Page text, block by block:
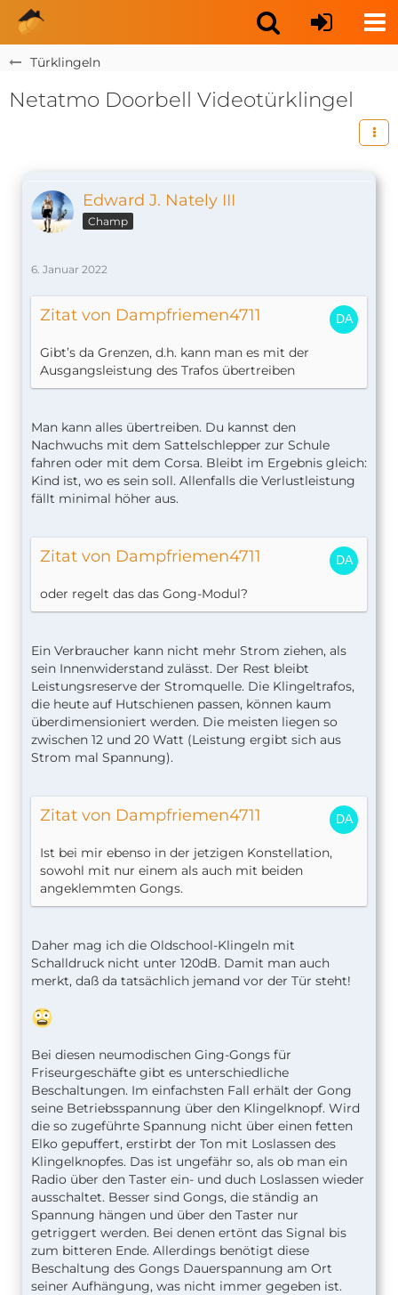
Türklingeln
Netatmo Doorbell Videotürklingel
Edward J. Nately III
Champ
6. Januar 2022
Zitat von Dampfriemen4711
Gibt’s da Grenzen, d.h. kann man es mit der
Ausgangsleistung des Trafos übertreiben
Man kann alles übertreiben. Du kannst den
Nachwuchs mit dem Sattelschlepper zur Schule
fahren oder mit dem Corsa. Bleibt im Ergebnis gleich:
Kind ist, wo es sein soll. Allenfalls die Verlustleistung
fällt minimal höher aus.
Zitat von Dampfriemen4711
oder regelt das das Gong-Modul?
Ein Verbraucher kann nicht mehr Strom ziehen, als
sein Innenwiderstand zulässt. Der Rest bleibt
Leistungsreserve der Stromquelle. Die Klingeltrafos,
die heute auf Hutschienen passen, können kaum
überdimensioniert werden. Die meisten liegen so
zwischen 12 und 20 Watt (Leistung ergibt sich aus
Strom mal Spannung).
Zitat von Dampfriemen4711
Ist bei mir ebenso in der jetzigen Konstellation,
sowohl mit nur einem als auch mit beiden
angeklemmten Gongs.
Daher mag ich die Oldschool-Klingeln mit
Schalldruck nicht unter 120dB. Damit man auch
merkt, daß da tatsächlich jemand vor der Tür steht!
Bei diesen neumodischen Ging-Gongs für
Friseurgeschäfte gibt es unterschiedliche
Beschaltungen. Im einfachsten Fall erhält der Gong
seine Betriebsspannung über den Klingelknopf. Wird
die so zugeführte Spannung nicht über einen fetten
Elko gepuffert, erstirbt der Ton mit Loslassen des
Klingelknopfes. Das ist ungefähr so, als ob man ein
Radio über den Taster ein- und duch Loslassen wieder
ausschaltet. Besser sind Gongs, die ständig an
Spannung hängen und über den Taster nur
getriggert werden. Bei denen ertönt das Signal bis
zum bitteren Ende. Allerdings benötigt diese
Beschaltung des Gongs Dauerspannung am Ort
seiner Aufhängung, was nicht immer gegeben ist.